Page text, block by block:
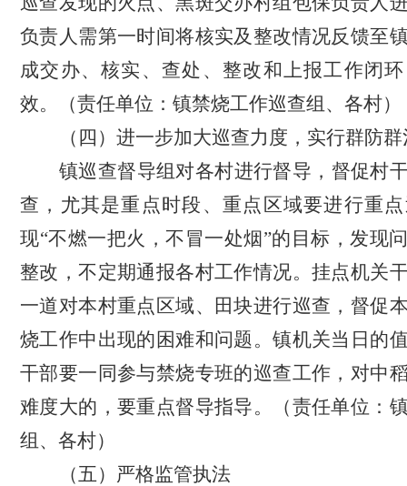
负责人需第一时间将核实及整改情况反馈至
成交办、核实、查处、整改和上报工作闭
效。
（责任单位：镇禁烧工作巡查组、各村）
（ 四 ）进一步加大巡查力度，实行群防
镇巡查督导组对各村进行督导，督促村
查，尤其是重点时段、重点区域要进行重点
现“不燃一把火，不冒一处烟”的目标 ， 发现
整改，不定期通报各村工作情况。 挂点机关
一道对本村重点区域、田块进行巡查，督促
烧工作中出现的困难和问题。镇机关当日的
干部要一同参与禁烧专班的巡查工作，对中
难度大的 ，要重点督导指导。
（责任单位：
组、各村）
（五）严格监管执法